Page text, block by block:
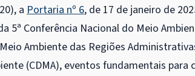
aPortaria nº 6, de 17 de janeiro de
5ª Conferência Nacional do Meio
Ambiente das Regiões
(CDMA), eventos fundamentais